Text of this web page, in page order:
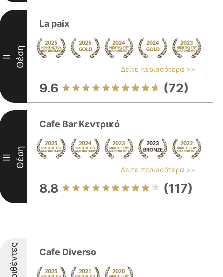
II Θέση
La paix
Δείτε περισσότερα >>
9.6 (72)
III Θέση
Cafe Bar Κεντρικό
Δείτε περισσότερα >>
8.8 (117)
Cafe Diverso